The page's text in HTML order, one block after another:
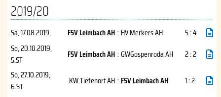
2019/20
Sa, 17.08.2019, FSV Leimbach AH : HV Merkers AH
5 : 4
So, 20.10.2019,
5.ST
FSV Leimbach AH :GWGospenroda AH
2 : 2
So, 27.10.2019,
6.ST
KW Tiefenort AH : FSV Leimbach AH 1 : 2